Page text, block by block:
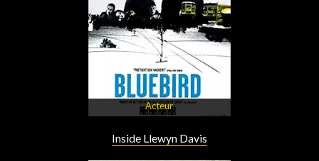
Acteur
Inside Llewyn Davis